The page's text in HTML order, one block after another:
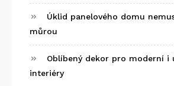
Úklid panelového domu
můrou
Oblíbený dekor pro moderní i
interiéry